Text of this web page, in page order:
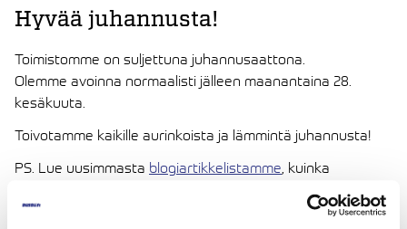
Hyvää juhannusta!
Toimistomme on suljettuna juhannusaattona.
Olemme avoinna normaalisti jälleen maanantaina 28.
kesäkuuta.
Toivotamme kaikille aurinkoista ja lämmintä juhannusta!
PS. Lue uusimmasta blogiartikkelistamme, kuinka